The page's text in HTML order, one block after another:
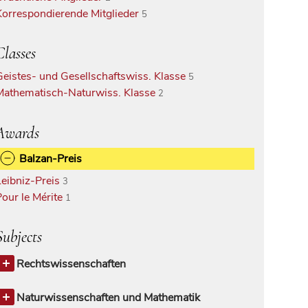
Mitglieder 5
und Gesellschaftswiss. Klasse 5
Naturwiss. Klasse 2
Balzan-Preis
Preis 3
le Mérite 1
Rechtswissenschaften
Rechtstheorie und Rechtsgeschichte1
Naturwissenschaften und Mathematik